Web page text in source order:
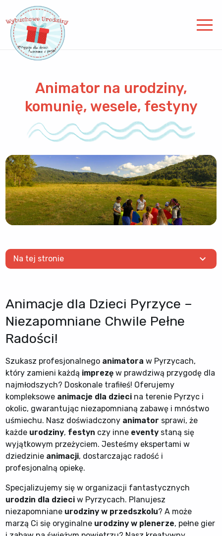
Animator na urodziny,
komunię, wesele, festyny
Na tej stronie expand_more
Animacje dla Dzieci Pyrzyce –
Niezapomniane Chwile Pełne
Radości!
Szukasz profesjonalnego animatora w Pyrzycach,
który zamieni każdą imprezę w prawdziwą przygodę dla
najmłodszych? Doskonale trafiłeś! Oferujemy
kompleksowe animacje dla dzieci na terenie Pyrzyc i
okolic, gwarantując niezapomnianą zabawę i mnóstwo
uśmiechu. Nasz doświadczony animator sprawi, że
każde urodziny, festyn czy inne eventy staną się
wyjątkowym przeżyciem. Jesteśmy ekspertami w
dziedzinie animacji, dostarczając radość i
profesjonalną opiekę.
Specjalizujemy się w organizacji fantastycznych
urodzin dla dzieci w Pyrzycach. Planujesz
niezapomniane urodziny w przedszkolu? A może
marzą Ci się oryginalne urodziny w plenerze, pełne gier